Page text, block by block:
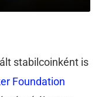
stabilcoinként is
Foundation